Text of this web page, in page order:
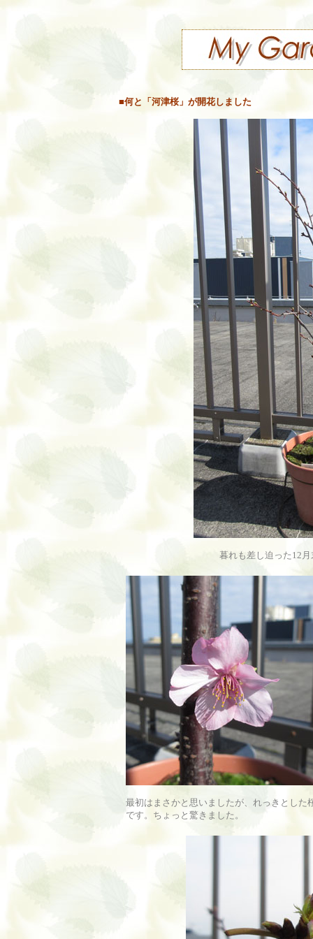
■何と「河津桜」が開花しました
暮れも差し迫った12
最初はまさかと思いましたが、れっきとした
です。ちょっと驚きました。